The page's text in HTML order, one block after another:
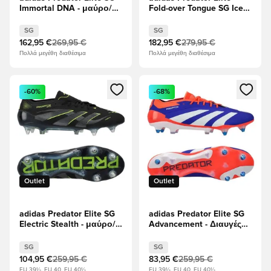
Immortal DNA - μαύρο/
Διαυγές κόκκινο
SG
162,95 €269,95 €
Πολλά μεγέθη διαθέσιμα
Fold-over Tongue SG Ice
Sky/Ray Blue/Ηλιακό
κίτρινο
SG
182,95 €279,95 €
Πολλά μεγέθη διαθέσιμα
Ανοίγει ένα Modal για να συνδεθείτε ή να εγγραφείτε ως
Outlet
-60%
adidas Predator Elite SG
Electric Stealth - μαύρο/
λεμόνι
SG
104,95 €259,95 €
EU 39½, EU 40, EU 40½
Ανοίγει ένα Modal για να
Outlet
-68%
adidas Predator Elite SG
Advancement - Διαυγές
Ηλιακό κόκκινο
SG
83,95 €259,95 €
EU 39½, EU 40, EU 40½